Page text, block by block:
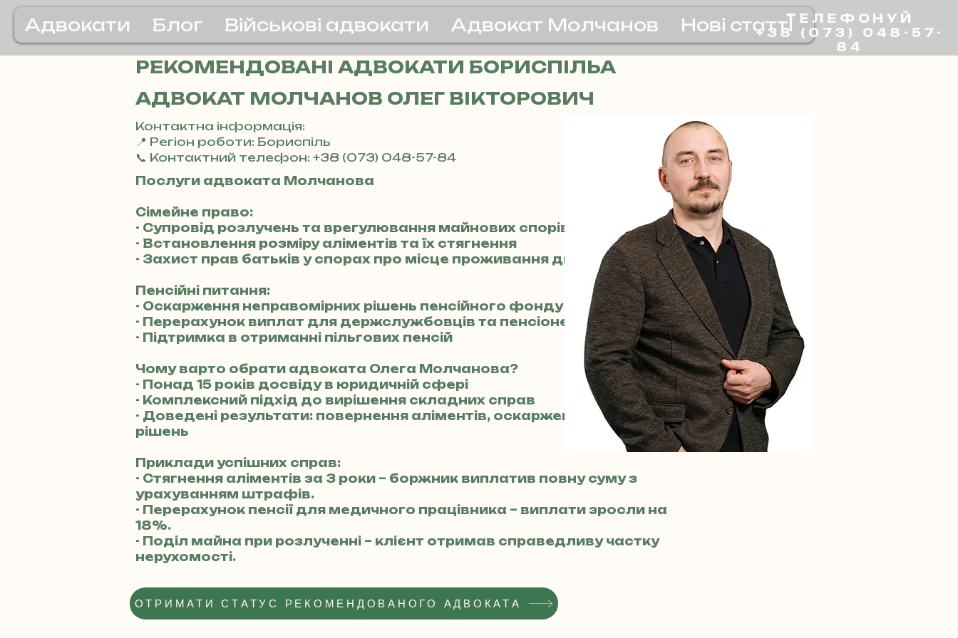
Адвокати Блог Військові адвокати Адвокат Молчанов Нові статтіТЕЛЕФОНУЙ
+38 (073) 048-57-
84
РЕКОМЕНДОВАНІ АДВОКАТИ БОРИСПІЛЬА
АДВОКАТ МОЛЧАНОВ ОЛЕГ ВІКТОРОВИЧ
Контактна інформація:
📍 Регіон роботи: Бориспіль
📞 Контактний телефон: +38 (073) 048-57-84
Послуги адвоката Молчанова
Сімейне право:
- Супровід розлучень та врегулювання майнових спорів
- Встановлення розміру аліментів та їх стягнення
- Захист прав батьків у спорах про місце проживання дитини
Пенсійні питання:
- Оскарження неправомірних рішень пенсійного фонду
- Перерахунок виплат для держслужбовців та пенсіонерів МВС
- Підтримка в отриманні пільгових пенсій
Чому варто обрати адвоката Олега Молчанова?
- Понад 15 років досвіду в юридичній сфері
- Комплексний підхід до вирішення складних справ
- Доведені результати: повернення аліментів, оскарження пенсійних
рішень
Приклади успішних справ:
- Стягнення аліментів за 3 роки – боржник виплатив повну суму з
урахуванням штрафів.
- Перерахунок пенсії для медичного працівника – виплати зросли на
18%.
- Поділ майна при розлученні – клієнт отримав справедливу частку
нерухомості.
ОТРИМАТИ СТАТУС РЕКОМЕНДОВАНОГО АДВОКАТА